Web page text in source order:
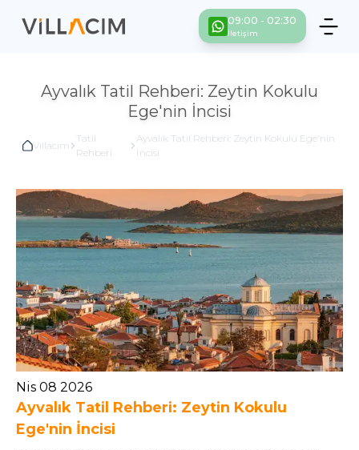
09:00 - 02:30
İletişim
Ayvalık Tatil Rehberi: Zeytin Kokulu
Ege'nin İncisi
Villacım
Tatil
Rehberi
Ayvalık Tatil Rehberi: Zeytin Kokulu Ege'nin
İncisi
Nis 08 2026
Ayvalık Tatil Rehberi: Zeytin Kokulu
Ege'nin İncisi